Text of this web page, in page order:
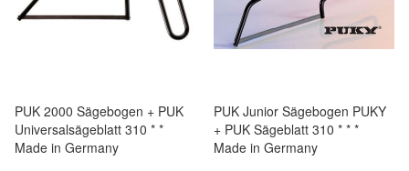
PUK 2000 Sägebogen + PUK
Universalsägeblatt 310 * *
Made in Germany
PUK Junior Sägebogen PUKY
+ PUK Sägeblatt 310 * * *
Made in Germany